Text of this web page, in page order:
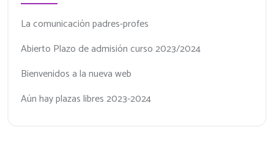
La comunicación padres-profes
Abierto Plazo de admisión curso 2023/2024
Bienvenidos a la nueva web
Aún hay plazas libres 2023-2024